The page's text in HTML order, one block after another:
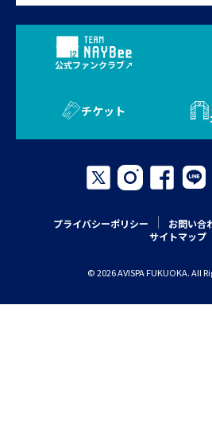
公式ファンクラブ
チケット
プライバシーポリシー お問い合
サイトマップ
© 2026 AVISPA FUKUOKA. All